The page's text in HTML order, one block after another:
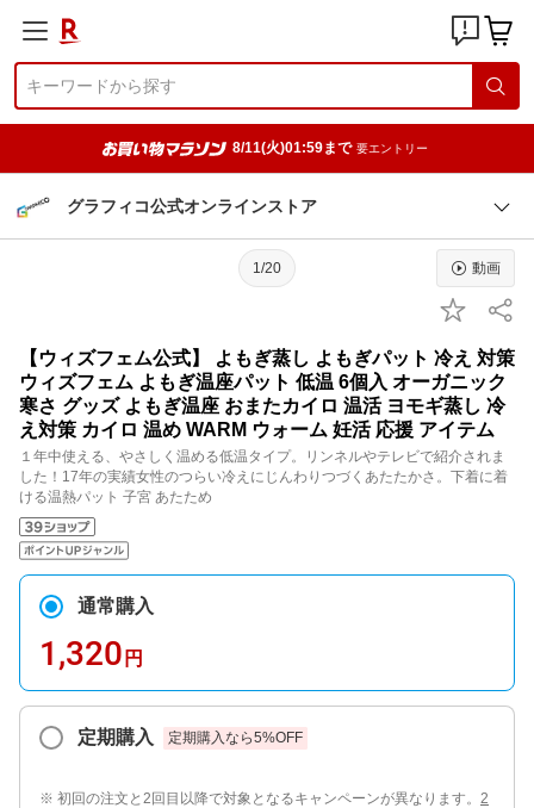
8/11(火)01:59まで 要エントリー
グラフィコ公式オンラインストア
1/20 動画
【ウィズフェム公式】 よもぎ蒸し よもぎパット 冷え 対策
ウィズフェム よもぎ温座パット 低温 6個入 オーガニック
寒さ グッズ よもぎ温座 おまたカイロ 温活 ヨモギ蒸し 冷
え対策 カイロ 温め WARM ウォーム 妊活 応援 アイテム
１年中使える、やさしく温める低温タイプ。リンネルやテレビで紹介されま
した！17年の実績女性のつらい冷えにじんわりつづくあたたかさ。下着に着
ける温熱パット 子宮 あたため
通常購入
1,320 円
定期購入 定期購入なら5%OFF
※ 初回の注文と2回目以降で対象となるキャンペーンが異なります。 2